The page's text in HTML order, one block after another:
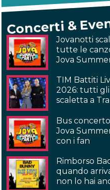
Concerti &
Jovanotti
tutte le
Jova
TIM Battiti
2026: tutti
scaletta a
Bus
Jova
con i fan
Rimborso
quando
non lo hai